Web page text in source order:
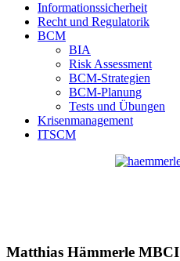
Informationssicherheit
Recht und Regulatorik
BCM
BIA
Risk Assessment
BCM-Strategien
BCM-Planung
Tests und Übungen
Krisenmanagement
ITSCM
Matthias Hämmerle MBCI